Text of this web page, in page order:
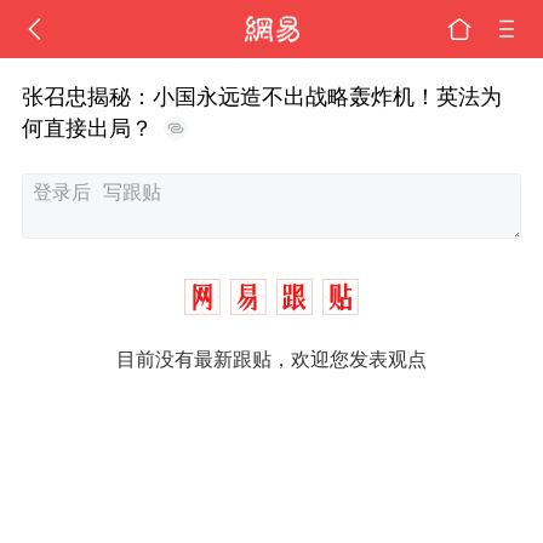
张召忠揭秘：小国永远造不出战略轰炸机！英法为
何直接出局？
目前没有最新跟贴，欢迎您发表观点